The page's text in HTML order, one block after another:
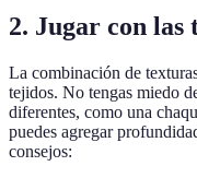
2. Jugar con las
La combinación de
tejidos. No tengas miedo
diferentes, como una
puedes agregar
consejos: